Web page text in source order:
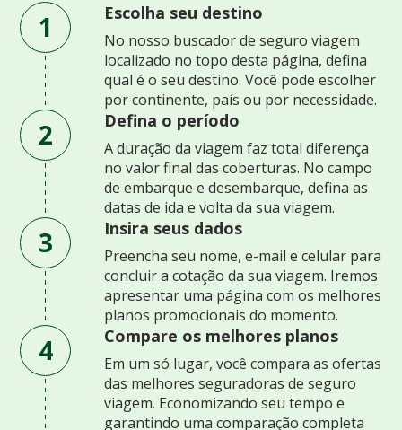
1 Escolha seu destino
No nosso buscador de seguro viagem
localizado no topo desta página, defina
qual é o seu destino. Você pode escolher
por continente, país ou por necessidade.
2 Defina o período
A duração da viagem faz total diferença
no valor final das coberturas. No campo
de embarque e desembarque, defina as
datas de ida e volta da sua viagem.
3 Insira seus dados
Preencha seu nome, e-mail e celular para
concluir a cotação da sua viagem. Iremos
apresentar uma página com os melhores
planos promocionais do momento.
4 Compare os melhores planos
Em um só lugar, você compara as ofertas
das melhores seguradoras de seguro
viagem. Economizando seu tempo e
garantindo uma comparação completa